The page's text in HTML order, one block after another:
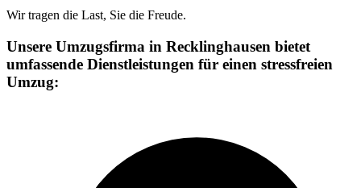
Wir tragen die Last, Sie die Freude.
Unsere Umzugsfirma in Recklinghausen bietet
umfassende Dienstleistungen für einen stressfreien
Umzug: